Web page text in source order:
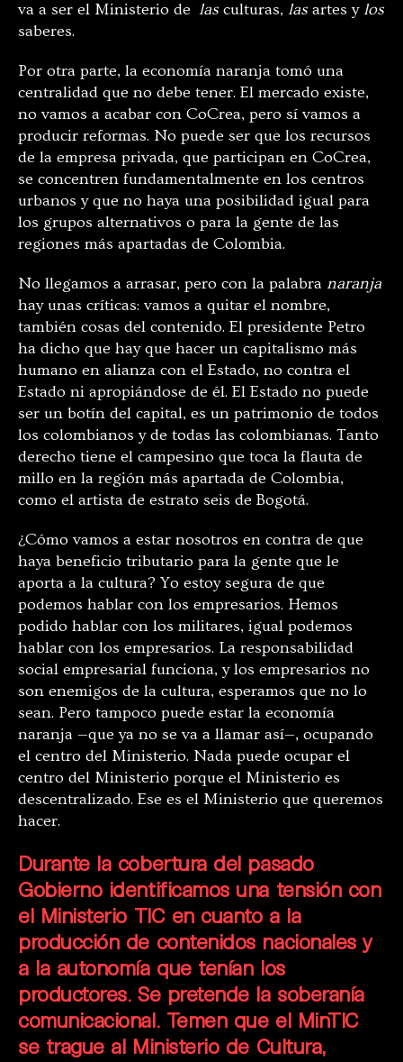
va a ser el Ministerio de las culturas, las artes ylos
saberes.
Por otra parte, la economía naranja tomó una
centralidad que no debe tener. El mercado existe,
no vamos a acabar con CoCrea, pero sí vamos a
producir reformas. No puede ser que los recursos
de la empresa privada, que participan en CoCrea,
se concentren fundamentalmente en los centros
urbanos y que no haya una posibilidad igual para
los grupos alternativos o para la gente de las
regiones más apartadas de Colombia.
No llegamos a arrasar, pero con la palabra naranja
hay unas críticas: vamos a quitar el nombre,
también cosas del contenido. El presidente Petro
ha dicho que hay que hacer un capitalismo más
humano en alianza con el Estado, no contra el
Estado ni apropiándose de él. El Estado no puede
ser un botín del capital, es un patrimonio de todos
los colombianos y de todas las colombianas. Tanto
derecho tiene el campesino que toca la flauta de
millo en la región más apartada de Colombia,
como el artista de estrato seis de Bogotá.
¿Cómo vamos a estar nosotros en contra de que
haya beneficio tributario para la gente que le
aporta a la cultura? Yo estoy segura de que
podemos hablar con los empresarios. Hemos
podido hablar con los militares, igual podemos
hablar con los empresarios. La responsabilidad
social empresarial funciona, y los empresarios no
son enemigos de la cultura, esperamos que no lo
sean. Pero tampoco puede estar la economía
naranja —que ya no se va a llamar así—, ocupando
el centro del Ministerio. Nada puede ocupar el
centro del Ministerio porque el Ministerio es
descentralizado. Ese es el Ministerio que queremos
hacer.
Durante la cobertura del pasado
Gobierno identificamos una tensión con
el Ministerio TIC en cuanto a la
producción de contenidos nacionales y
a la autonomía que tenían los
productores. Se pretende la soberanía
comunicacional. Temen que el MinTIC
se trague al Ministerio de Cultura,